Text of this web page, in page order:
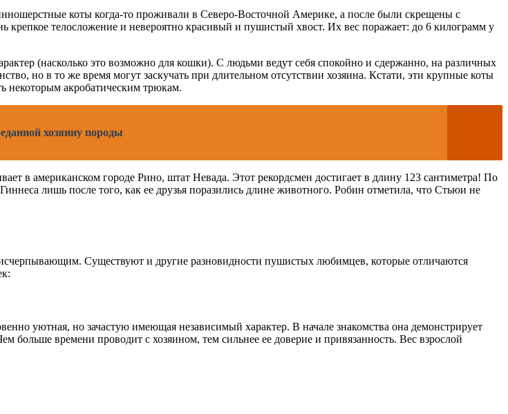
коты когда-то проживали в Северо-Восточной Америке, а после были скрещены с
телосложение и невероятно красивый и пушистый хвост. Их вес поражает: до 6 килограмм у
(насколько это возможно для кошки). С людьми ведут себя спокойно и сдержанно, на различных
но в то же время могут заскучать при длительном отсутствии хозяина. Кстати, эти крупные коты
некоторым акробатическим трюкам.
хозяину породы
в американском городе Рино, штат Невада. Этот рекордсмен достигает в длину 123 сантиметра! По
лишь после того, как ее друзья поразились длине животного. Робин отметила, что Стьюи не
Существуют и другие разновидности пушистых любимцев, которые отличаются
уютная, но зачастую имеющая независимый характер. В начале знакомства она демонстрирует
больше времени проводит с хозяином, тем сильнее ее доверие и привязанность. Вес взрослой